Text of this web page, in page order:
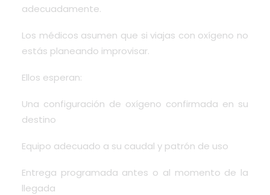
adecuadamente.
Los médicos asumen que si viajas con oxígeno no
estás planeando improvisar.
Ellos esperan:
Una configuración de oxígeno confirmada en su
destino
Equipo adecuado a su caudal y patrón de uso
Entrega programada antes o al momento de la
llegada